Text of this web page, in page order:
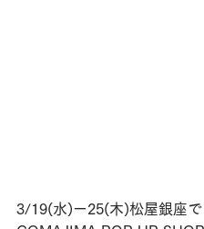
3/19(水)ー25(木)松屋銀座で